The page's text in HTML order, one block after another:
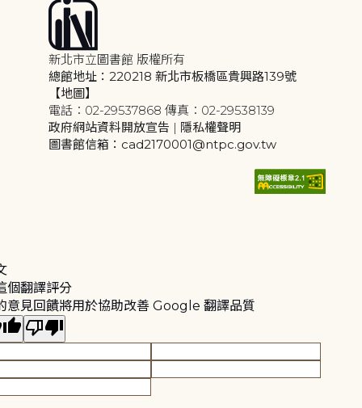
新北市立圖書館 版權所有
總館地址：220218 新北市板橋區貴興路139號
【地圖】
電話：02-29537868 傳真：02-29538139
政府網站資料開放宣告 | 隱私權聲明
圖書館信箱：cad2170001@ntpc.gov.tw
個翻譯評分
意見回饋將用於協助改善 Google 翻譯品質